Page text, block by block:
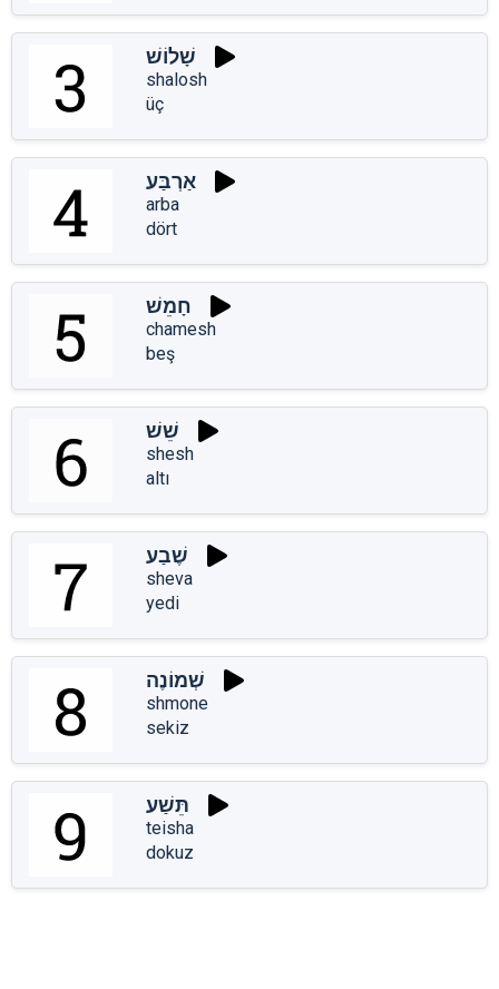
שָׁלוֹשׁ
shalosh
üç
אַרְבַּע
arba
dört
חָמֵשׁ
chamesh
beş
שֵׁשׁ
shesh
altı
שֶׁבַע
sheva
yedi
שְׁמוֹנֶה
shmone
sekiz
תֵּשַׁע
teisha
dokuz